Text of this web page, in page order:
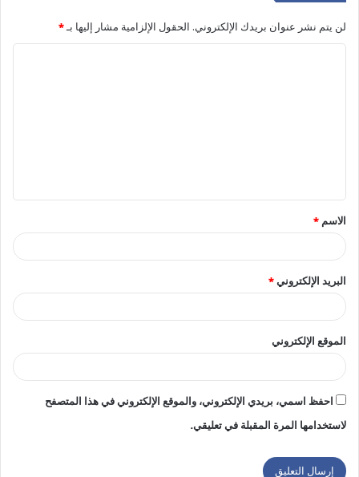
لن يتم نشر عنوان بريدك الإلكتروني. الحقول الإلزامية مشار إليها بـ*
ق
*
الاسم *
البريد الإلكتروني*
الموقع الإلكتروني
احفظ اسمي، بريدي الإلكتروني، والموقع الإلكتروني في هذا المتصفح
لاستخدامها المرة المقبلة في تعليقي.